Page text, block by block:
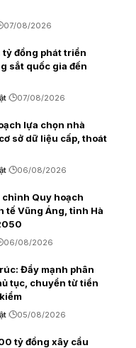
07/08/2026
tỷ đồng phát triển
sắt quốc gia đến
07/08/2026
lựa chọn nhà
sở dữ liệu cấp, thoát
06/08/2026
Quy hoạch
tế Vũng Áng, tỉnh Hà
06/08/2026
Đẩy mạnh phân
tục, chuyển từ tiền
05/08/2026
tỷ đồng xây cầu